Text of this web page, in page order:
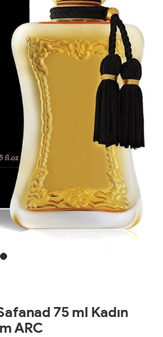
75 ml Kadın
ARC